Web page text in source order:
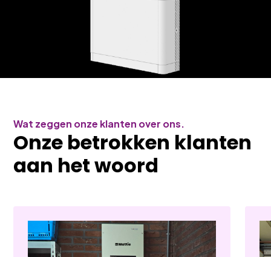
Wat zeggen onze klanten over ons.
Onze betrokken klanten
aan het woord